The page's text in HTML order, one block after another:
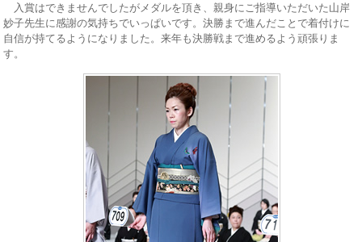
入賞はできませんでしたがメダルを頂き、親身にご指導いただいた山岸
妙子先生に感謝の気持ちでいっぱいです。決勝まで進んだことで着付けに
自信が持てるようになりました。来年も決勝戦まで進めるよう頑張りま
す。